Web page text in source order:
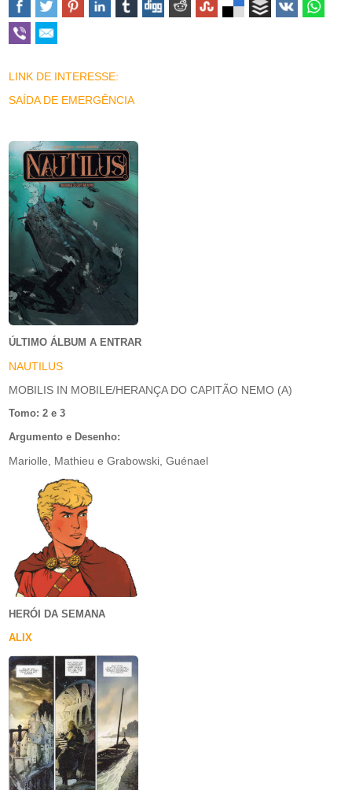
LINK DE INTERESSE:
SAÍDA DE EMERGÊNCIA
ÚLTIMO ÁLBUM A ENTRAR
NAUTILUS
MOBILIS IN MOBILE/HERANÇA DO CAPITÃO NEMO (A)
Tomo: 2 e 3
Argumento e Desenho:
Mariolle, Mathieu e Grabowski, Guénael
HERÓI DA SEMANA
ALIX